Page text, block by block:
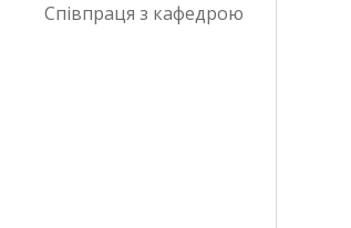
Співпраця з кафедрою